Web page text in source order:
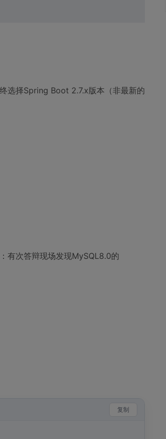
选择Spring Boot 2.7.x版本（非最新的
有次答辩现场发现MySQL8.0的
复制